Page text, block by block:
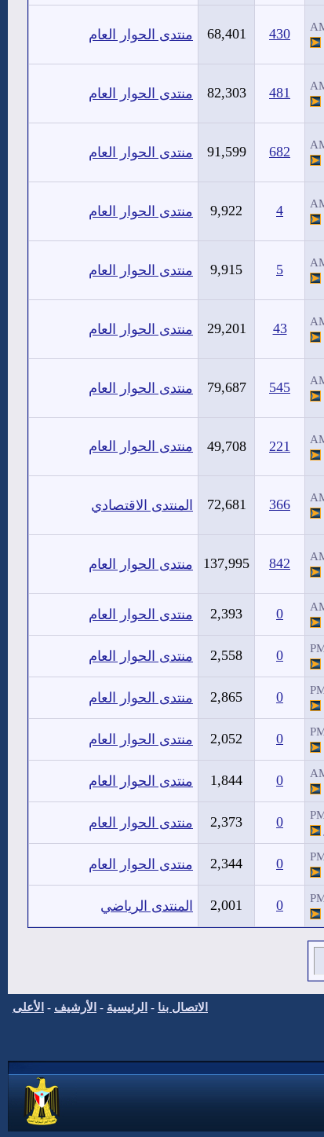
430
68,401 منتدى الحوار العام
481
82,303 منتدى الحوار العام
682
91,599 منتدى الحوار العام
4
9,922 منتدى الحوار العام
5
9,915 منتدى الحوار العام
43
29,201 منتدى الحوار العام
545
79,687 منتدى الحوار العام
221
49,708 منتدى الحوار العام
366
72,681 المنتدى الاقتصادي
842
137,995 منتدى الحوار العام
0
2,393 منتدى الحوار العام
0
2,558 منتدى الحوار العام
0
2,865 منتدى الحوار العام
0
2,052 منتدى الحوار العام
0
1,844 منتدى الحوار العام
0
2,373 منتدى الحوار العام
0
2,344 منتدى الحوار العام
0
2,001 المنتدى الرياضي
الاتصال بنا - الرئيسية - الأرشيف - الأعلى